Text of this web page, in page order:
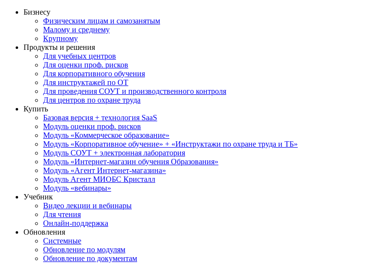
Бизнесу
Физическим лицам и самозанятым
Малому и среднему
Крупному
Продукты и решения
Для учебных центров
Для оценки проф. рисков
Для корпоративного обучения
Для инструктажей по ОТ
Для проведения СОУТ и производственного контроля
Для центров по охране труда
Купить
Базовая версия + технология SaaS
Модуль оценки проф. рисков
Модуль «Коммерческое образование»
Модуль «Корпоративное обучение» + «Инструктажи по охране труда и ТБ»
Модуль СОУТ + электронная лаборатория
Модуль «Интернет-магазин обучения Образования»
Модуль «Агент Интернет-магазина»
Модуль Агент МИОБС Кристалл
Модуль «вебинары»
Учебник
Видео лекции и вебинары
Для чтения
Онлайн-поддержка
Обновления
Системные
Обновление по модулям
Обновление по документам